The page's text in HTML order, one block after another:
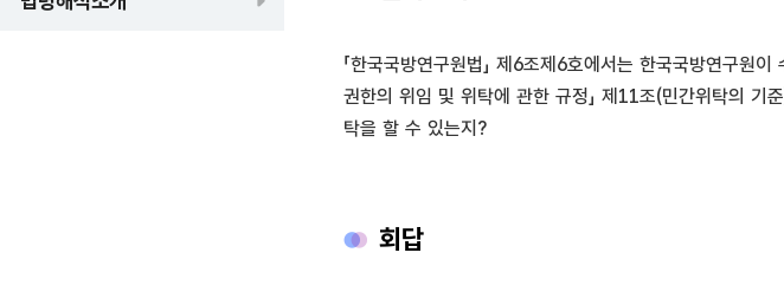
「한국국방연구원법」 제6조제6호에서는 한국국방연구원
권한의 위임 및 위탁에 관한 규정」 제11조(민간위탁의 기
탁을 할 수 있는지?
회답